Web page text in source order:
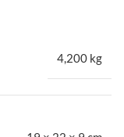
a experiência de
a 2019 ecosport
4,200 kg